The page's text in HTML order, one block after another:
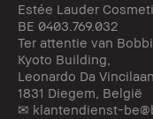
Estée Lauder
BE 0403.769.032
Ter attentie van
Kyoto Building,
Leonardo Da
1831 Diegem, België
✉ klantendienst-